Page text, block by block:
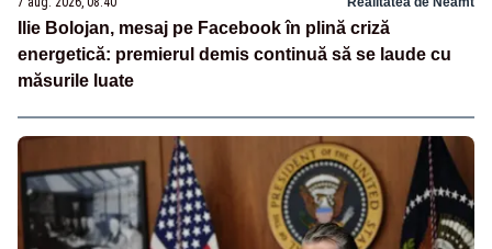
Ilie Bolojan, mesaj pe Facebook în plină criză
energetică: premierul demis continuă să se laude cu
măsurile luate